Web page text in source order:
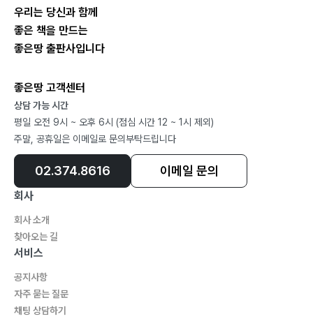
우리는 당신과 함께
좋은 책을 만드는
좋은땅 출판사입니다
좋은땅 고객센터
상담 가능 시간
평일 오전 9시 ~ 오후 6시 (점심 시간 12 ~ 1시 제외)
주말, 공휴일은 이메일로 문의부탁드립니다
02.374.8616 이메일 문의
회사
회사 소개
찾아오는 길
서비스
공지사항
자주 묻는 질문
채팅 상담하기